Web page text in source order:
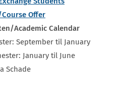
Offer
Academic Calendar
September til January
January til June
Schade